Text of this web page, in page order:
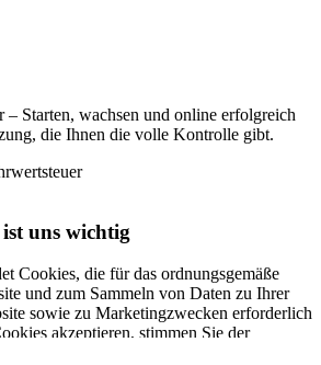
Starten, wachsen und online erfolgreich
die Ihnen die volle Kontrolle gibt.
uns wichtig
Cookies, die für das ordnungsgemäße
und zum Sammeln von Daten zu Ihrer
sowie zu Marketingzwecken erforderlich
akzeptieren, stimmen Sie der